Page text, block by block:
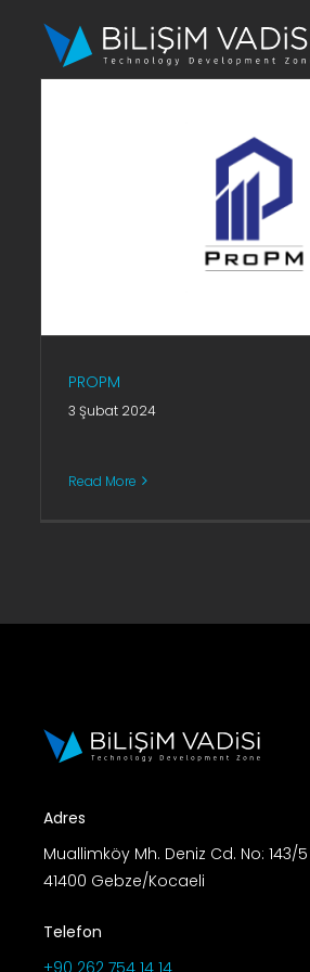
content
PROPM
3 Şubat 2024
Read More
Adres
Muallimköy Mh. Deniz Cd. No: 143/5
41400 Gebze/Kocaeli
Telefon